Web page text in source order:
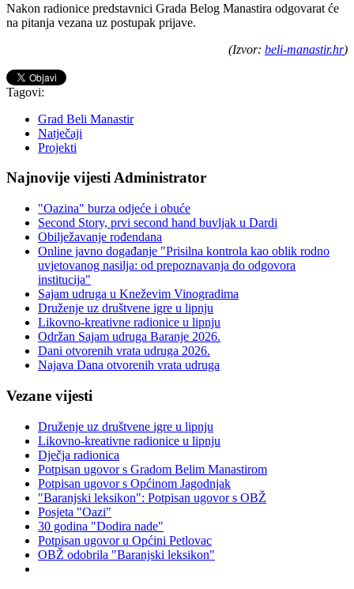
Nakon radionice predstavnici Grada Belog Manastira odgovarat će
na pitanja vezana uz postupak prijave.
(Izvor: beli-manastir.hr)
Tagovi:
Grad Beli Manastir
Natječaji
Projekti
Najnovije vijesti Administrator
"Oazina" burza odjeće i obuće
Second Story, prvi second hand buvljak u Dardi
Obilježavanje rođendana
Online javno događanje "Prisilna kontrola kao oblik rodno
uvjetovanog nasilja: od prepoznavanja do odgovora
institucija"
Sajam udruga u Kneževim Vinogradima
Druženje uz društvene igre u lipnju
Likovno-kreativne radionice u lipnju
Održan Sajam udruga Baranje 2026.
Dani otvorenih vrata udruga 2026.
Najava Dana otvorenih vrata udruga
Vezane vijesti
Druženje uz društvene igre u lipnju
Likovno-kreativne radionice u lipnju
Dječja radionica
Potpisan ugovor s Gradom Belim Manastirom
Potpisan ugovor s Općinom Jagodnjak
"Baranjski leksikon": Potpisan ugovor s OBŽ
Posjeta "Oazi"
30 godina "Dodira nade"
Potpisan ugovor u Općini Petlovac
OBŽ odobrila "Baranjski leksikon"